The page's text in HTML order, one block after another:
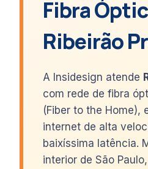
Fibra
Ribeirão
A Insidesign atende
com rede de fibra
(Fiber to the Home),
internet de alta
baixíssima latência.
interior de São